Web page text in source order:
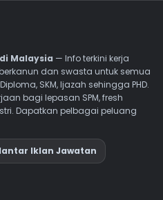
Malaysia — Info terkini kerja
dan swasta untuk semua
SKM, Ijazah sehingga PHD.
bagi lepasan SPM, fresh
Dapatkan pelbagai peluang
Iklan Jawatan